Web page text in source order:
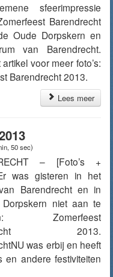
sfeerimpressie
Barendrecht
Oude Dorpskern en
van Barendrecht.
voor meer foto’s:
Barendrecht 2013.
Lees meer
50 sec)
– [Foto’s +
was gisteren in het
Barendrecht en in
niet aan te
Zomerfeest
2013.
was erbij en heeft
en andere festiviteiten